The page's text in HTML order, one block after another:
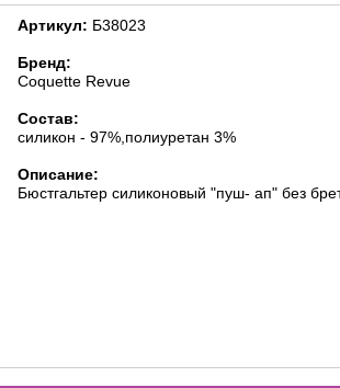
Артикул: Б38023
Бренд:
Coquette Revue
Состав:
силикон - 97%,полиуретан 3%
Описание:
Бюстгальтер силиконовый "пуш- ап" без